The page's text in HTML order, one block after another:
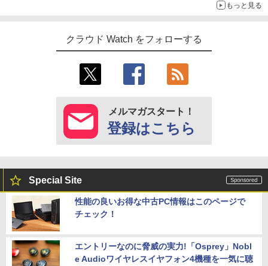
もっと見る
クラウド Watch をフォローする
メルマガスタート！
登録はこちら
Special Site
性能の良いお得な中古PC情報はこのページで
チェック！
エントリーなのに脅威の実力!「Osprey」Nobl
e Audioワイヤレスイヤフォン4機種を一気に聴